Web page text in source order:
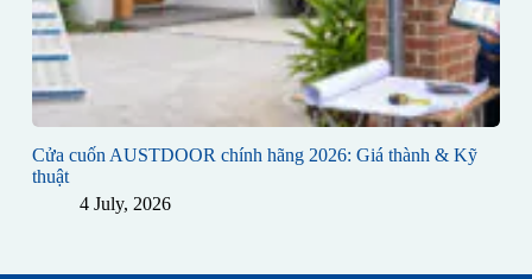
Cửa cuốn AUSTDOOR chính hãng 2026: Giá thành & Kỹ
thuật
4 July, 2026